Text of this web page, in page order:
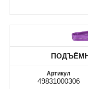
49831000306